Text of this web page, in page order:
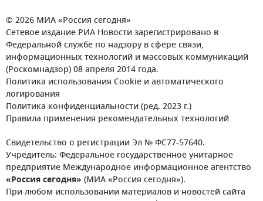
© 2026 МИА «Россия сегодня»
Сетевое издание РИА Новости зарегистрировано в
Федеральной службе по надзору в сфере связи,
информационных технологий и массовых коммуникаций
(Роскомнадзор) 08 апреля 2014 года.
Политика использования Cookie и автоматического
логирования
Политика конфиденциальности (ред. 2023 г.)
Правила применения рекомендательных технологий
Свидетельство о регистрации Эл № ФС77-57640.
Учредитель: Федеральное государственное унитарное
предприятие Международное информационное агентство
«Россия сегодня» (МИА «Россия сегодня»).
При любом использовании материалов и новостей сайта